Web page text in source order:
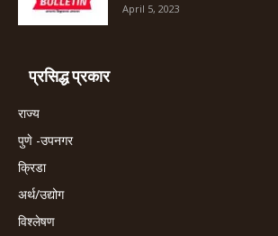
April 5, 2023
प्रसिद्ध प्रकार
राज्य
पुणे -उपनगर
क्रिडा
अर्थ/उद्योग
विश्लेषण